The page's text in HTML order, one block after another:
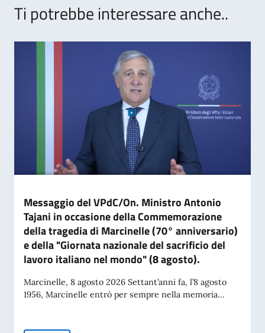
Ti potrebbe interessare anche..
Messaggio del VPdC/On. Ministro Antonio
Tajani in occasione della Commemorazione
della tragedia di Marcinelle (70° anniversario)
e della "Giornata nazionale del sacrificio del
lavoro italiano nel mondo" (8 agosto).
Marcinelle, 8 agosto 2026 Settant’anni fa, l’8 agosto
1956, Marcinelle entrò per sempre nella memoria...